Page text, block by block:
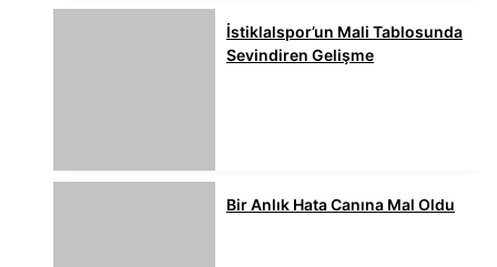
İstiklalspor’un Mali Tablosunda
Sevindiren Gelişme
Bir Anlık Hata Canına Mal Oldu